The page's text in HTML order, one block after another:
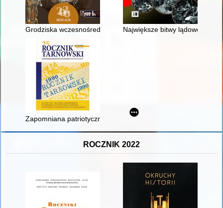
Grodziska wczesnośredniowieczne na terenie powiatu
Największe bitwy lądowe
Zapomniana patriotyczna rodzina Boguszów z Lubasza
ROCZNIK 2022